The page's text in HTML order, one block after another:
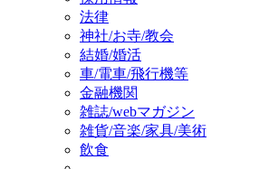
法律
神社/お寺/教会
結婚/婚活
車/電車/飛行機等
金融機関
雑誌/webマガジン
雑貨/音楽/家具/美術
飲食